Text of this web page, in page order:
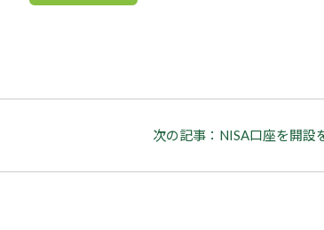
次の記事：NISA口座を開設